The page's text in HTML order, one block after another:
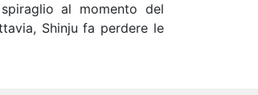
al momento del
Shinju fa perdere le